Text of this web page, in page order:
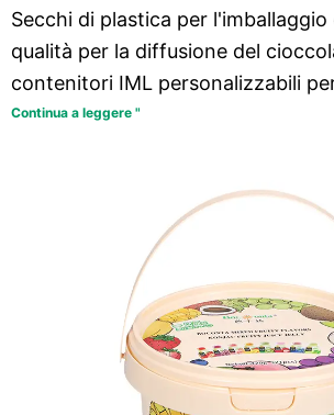
Secchi di plastica per
qualità per la diffusione del
contenitori IML personalizzabili
Continua a leggere "